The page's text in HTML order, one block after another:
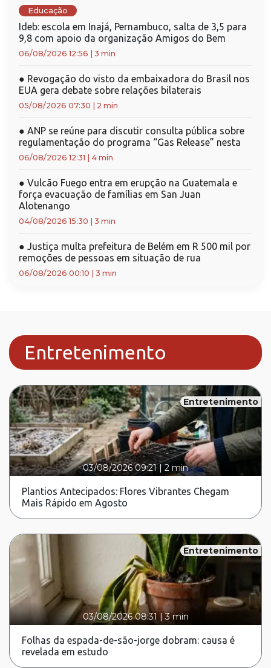
Educação
Ideb: escola em Inajá, Pernambuco, salta de 3,5 para
9,8 com apoio da organização Amigos do Bem
06/08/2026 12:56 3 min
● Revogação do visto da embaixadora do Brasil nos
EUA gera debate sobre relações bilaterais
05/08/2026 07:30 2 min
● ANP se reúne para discutir consulta pública sobre
regulamentação do programa “Gas Release” nesta
06/08/2026 12:31 4 min
● Vulcão Fuego entra em erupção na Guatemala e
força evacuação de famílias em San Juan
Alotenango
04/08/2026 15:30 3 min
● Justiça multa prefeitura de Belém em R 500 mil por
remoções de pessoas em situação de rua
06/08/2026 00:10 3 min
Entretenimento
Entretenimento
03/08/2026 09:21|2 min
Plantios Antecipados: Flores Vibrantes Chegam
Mais Rápido em Agosto
Entretenimento
03/08/2026 08:31 |3 min
Folhas da espada-de-são-jorge dobram: causa é
revelada em estudo